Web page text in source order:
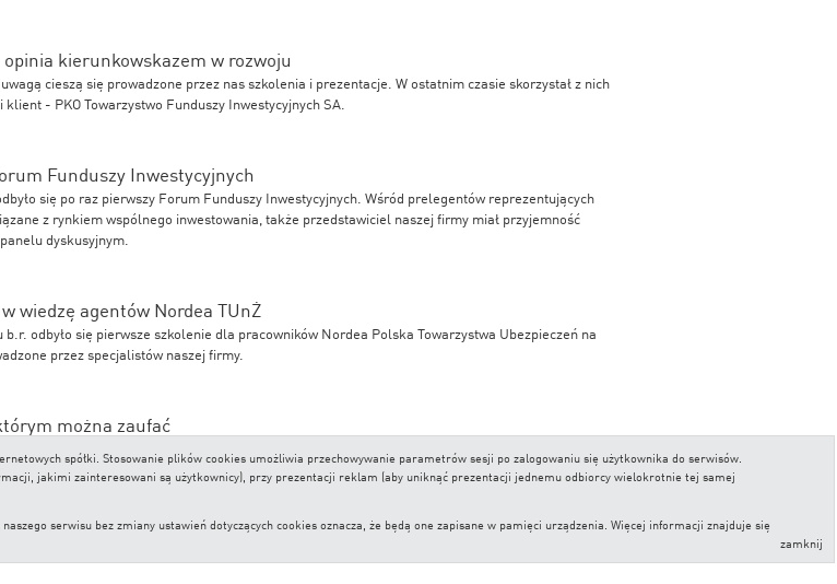
kierunkowskazem w rozwoju
cieszą się prowadzone przez nas szkolenia i prezentacje. W ostatnim czasie skorzystał z nich
klient - PKO Towarzystwo Funduszy Inwestycyjnych SA.
Funduszy Inwestycyjnych
się po raz pierwszy Forum Funduszy Inwestycyjnych. Wśród prelegentów reprezentujących
z rynkiem wspólnego inwestowania, także przedstawiciel naszej firmy miał przyjemność
dyskusyjnym.
wiedzę agentów Nordea TUnŻ
b.r. odbyło się pierwsze szkolenie dla pracowników Nordea Polska Towarzystwa Ubezpieczeń na
przez specjalistów naszej firmy.
można zaufać
– to opracowanie poświęcone funduszom inwestycyjnym, przygotowane przez Gazetę Wyborczą, w
Państwo ranking najlepszych funduszy inwestycyjnych przygotowany przez Analizy Online.
spółki. Stosowanie plików cookies umożliwia przechowywanie parametrów sesji po zalogowaniu się użytkownika do serwisów.
jakimi zainteresowani są użytkownicy), przy prezentacji reklam (aby uniknąć prezentacji jednemu odbiorcy wielokrotnie tej samej
serwisu bez zmiany ustawień dotyczących cookies oznacza, że będą one zapisane w pamięci urządzenia. Więcej informacji znajduje się
zamknij